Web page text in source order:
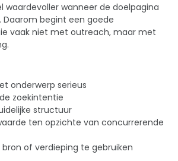
waardevoller wanneer de doelpagina
Daarom begint een goede
vaak niet met outreach, maar met
onderwerp serieus
zoekintentie
structuur
ten opzichte van concurrerende
bron of verdieping te gebruiken